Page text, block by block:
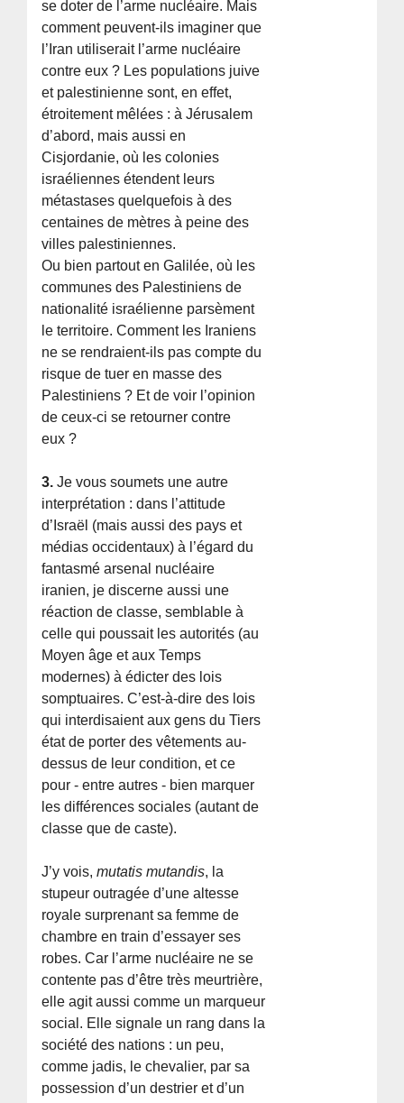
se doter de l’arme nucléaire. Mais
comment peuvent-ils imaginer que
l’Iran utiliserait l’arme nucléaire
contre eux ? Les populations juive
et palestinienne sont, en effet,
étroitement mêlées : à Jérusalem
d’abord, mais aussi en
Cisjordanie, où les colonies
israéliennes étendent leurs
métastases quelquefois à des
centaines de mètres à peine des
villes palestiniennes.
Ou bien partout en Galilée, où les
communes des Palestiniens de
nationalité israélienne parsèment
le territoire. Comment les Iraniens
ne se rendraient-ils pas compte du
risque de tuer en masse des
Palestiniens ? Et de voir l’opinion
de ceux-ci se retourner contre
eux ?
3. Je vous soumets une autre
interprétation : dans l’attitude
d’Israël (mais aussi des pays et
médias occidentaux) à l’égard du
fantasmé arsenal nucléaire
iranien, je discerne aussi une
réaction de classe, semblable à
celle qui poussait les autorités (au
Moyen âge et aux Temps
modernes) à édicter des lois
somptuaires. C’est-à-dire des lois
qui interdisaient aux gens du Tiers
état de porter des vêtements au-
dessus de leur condition, et ce
pour - entre autres - bien marquer
les différences sociales (autant de
classe que de caste).
J’y vois,mutatis mutandis, la
stupeur outragée d’une altesse
royale surprenant sa femme de
chambre en train d’essayer ses
robes. Car l’arme nucléaire ne se
contente pas d’être très meurtrière,
elle agit aussi comme un marqueur
social. Elle signale un rang dans la
société des nations : un peu,
comme jadis, le chevalier, par sa
possession d’un destrier et d’un